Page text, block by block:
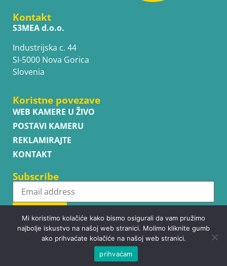
Kontakt
S3MEA d.o.o.
Industrijska c. 44
SI-5000 Nova Gorica
Slovenia
Koristne povezave
WEB KAMERE U ŽIVO
POSTAVI KAMERU
REKLAMIRAJTE
KONTAKT
Subscribe
Subscribe
Copyright © WhatsupCams 2016 - 2026. All right reserved.
Mi koristimo kolačiće kako bismo osigurali da vam pružimo
najbolje iskustvo na našoj web stranici. Molimo kliknite gumb
ako prihvaćate kolačiće na našoj web stranici.
prihvaćam